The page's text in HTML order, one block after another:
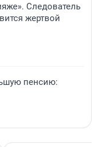
Следователь
жертвой
пенсию: